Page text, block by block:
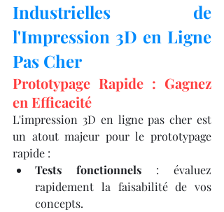
Industrielles de
l'Impression 3D en Ligne
Pas Cher
Prototypage Rapide : Gagnez
en Efficacité
L'impression 3D en ligne pas cher est
un atout majeur pour le prototypage
rapide :​
Tests fonctionnels : évaluez
rapidement la faisabilité de vos
concepts.